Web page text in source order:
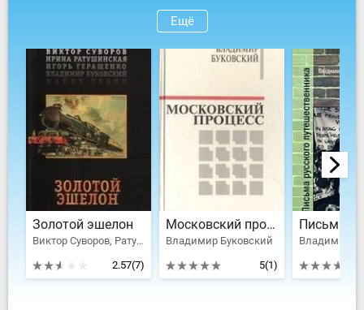
Ещё
Золотой эшелон
Виктор Суворов, Ратушинская Ирина Борисовна, Владимир Буковский, Игорь Геращенко, Ледин Майкл
2.57(7)
Московский процесс
Владимир Буковский
5(1)
Владимир